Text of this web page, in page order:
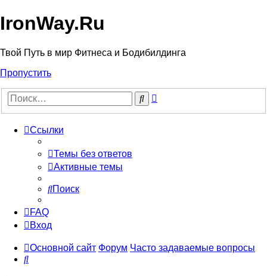
IronWay.Ru
Твой Путь в мир Фитнеса и Бодибилдинга
Пропустить
Поиск
Ссылки
Темы без ответов
Активные темы
Поиск
FAQ
Вход
Основной сайт Форум Часто задаваемые вопросы
Поиск